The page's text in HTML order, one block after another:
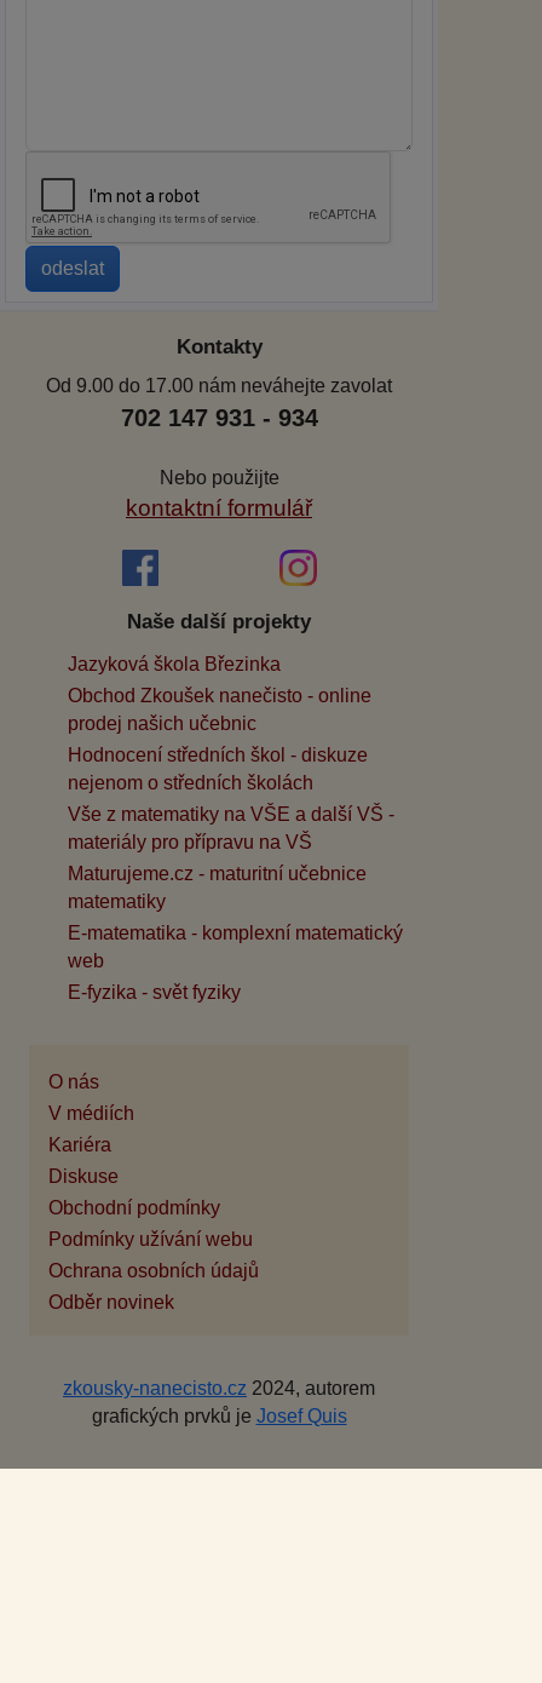
Kontakty
Od 9.00 do 17.00 nám neváhejte zavolat
702 147 931 - 934
Nebo použijte
kontaktní formulář
Naše další projekty
Jazyková škola Březinka
Obchod Zkoušek nanečisto - online
prodej našich učebnic
Hodnocení středních škol - diskuze
nejenom o středních školách
Vše z matematiky na VŠE a další VŠ -
materiály pro přípravu na VŠ
Maturujeme.cz - maturitní učebnice
matematiky
E-matematika - komplexní matematický
web
E-fyzika - svět fyziky
O nás
V médiích
Kariéra
Diskuse
Obchodní podmínky
Podmínky užívání webu
Ochrana osobních údajů
Odběr novinek
zkousky-nanecisto.cz 2024, autorem
grafických prvků je Josef Quis